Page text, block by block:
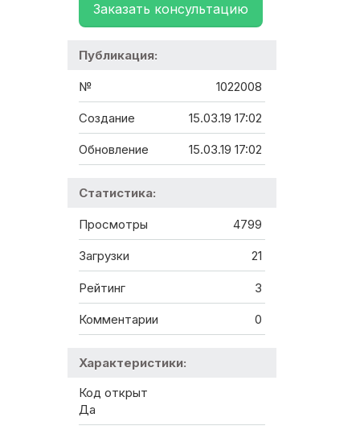
Заказать консультацию
Публикация:
№ 1022008
Создание 15.03.19 17:02
Обновление 15.03.19 17:02
Статистика:
Просмотры 4799
Загрузки 21
Рейтинг 3
Комментарии 0
Характеристики:
Код открыт
Да